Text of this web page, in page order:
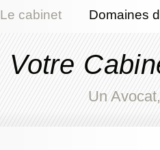
Le cabinet Domaines
Votre
Un